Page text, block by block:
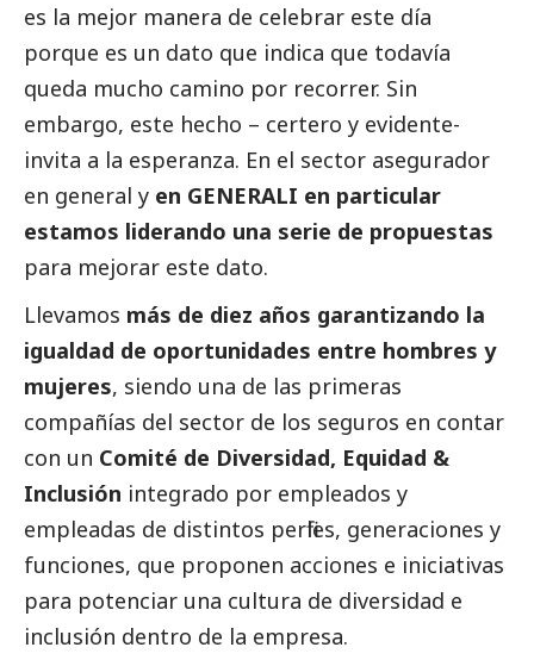
es la mejor manera de celebrar este día
porque es un dato que indica que todavía
queda mucho camino por recorrer. Sin
embargo, este hecho – certero y evidente-
invita a la esperanza. En el sector asegurador
en general y en GENERALI en particular
estamos liderando una serie de propuestas
para mejorar este dato.
Llevamos más de diez años garantizando la
igualdad de oportunidades entre hombres y
mujeres, siendo una de las primeras
compañías del sector de los seguros en contar
con un Comité de Diversidad, Equidad &
Inclusión integrado por empleados y
empleadas de distintos perfiles, generaciones y
funciones, que proponen acciones e iniciativas
para potenciar una cultura de diversidad e
inclusión dentro de la empresa.